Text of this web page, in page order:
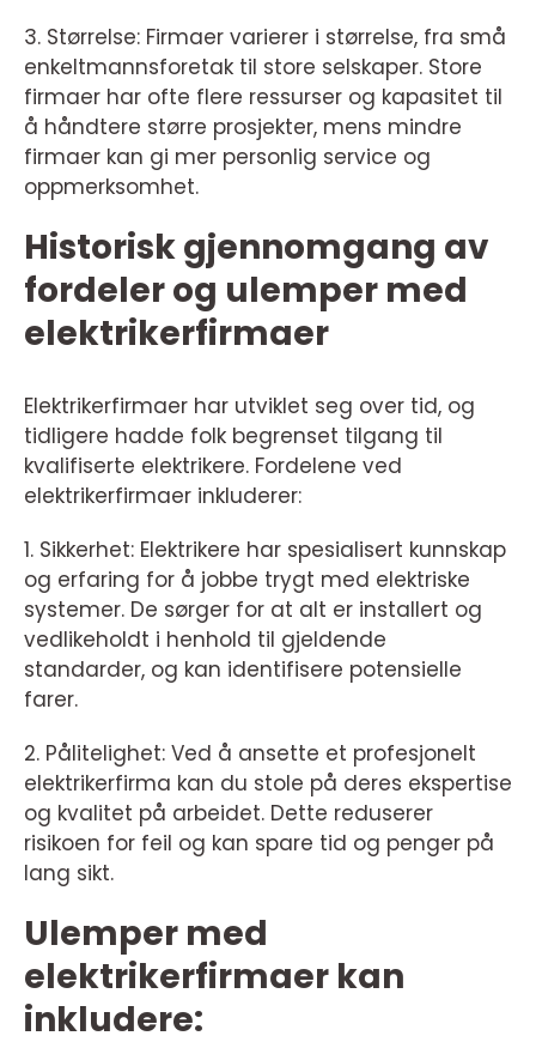
3. Størrelse: Firmaer varierer i størrelse, fra små
enkeltmannsforetak til store selskaper. Store
firmaer har ofte flere ressurser og kapasitet til
å håndtere større prosjekter, mens mindre
firmaer kan gi mer personlig service og
oppmerksomhet.
Historisk gjennomgang av
fordeler og ulemper med
elektrikerfirmaer
Elektrikerfirmaer har utviklet seg over tid, og
tidligere hadde folk begrenset tilgang til
kvalifiserte elektrikere. Fordelene ved
elektrikerfirmaer inkluderer:
1. Sikkerhet: Elektrikere har spesialisert kunnskap
og erfaring for å jobbe trygt med elektriske
systemer. De sørger for at alt er installert og
vedlikeholdt i henhold til gjeldende
standarder, og kan identifisere potensielle
farer.
2. Pålitelighet: Ved å ansette et profesjonelt
elektrikerfirma kan du stole på deres ekspertise
og kvalitet på arbeidet. Dette reduserer
risikoen for feil og kan spare tid og penger på
lang sikt.
Ulemper med
elektrikerfirmaer kan
inkludere: